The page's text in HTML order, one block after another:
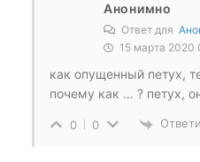
Анонимно
Ответ для
15 марта 2020
как опущенный петух,
почему как … ? петух,
0 0